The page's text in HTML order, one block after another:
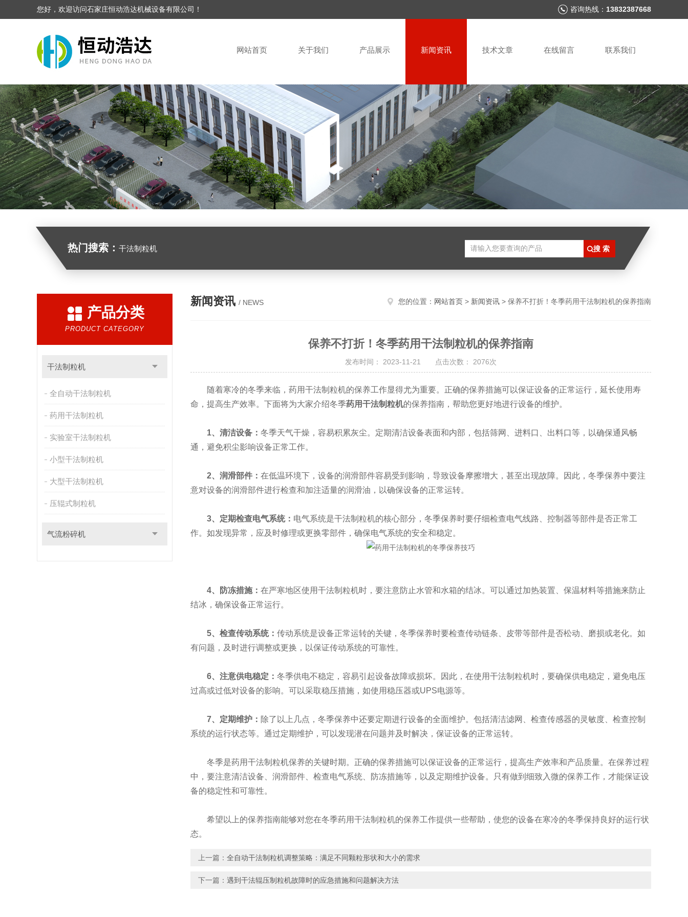
您好，欢迎访问石家庄恒动浩达机械设备有限公司！ 咨询热线： 13832387668
网站首页 关于我们 产品展示 新闻资讯 技术文章 在线留言 联系我们
热门搜索： 干法制粒机
产品分类
PRODUCT CATEGORY
干法制粒机
全自动干法制粒机
药用干法制粒机
实验室干法制粒机
小型干法制粒机
大型干法制粒机
压辊式制粒机
气流粉碎机
新闻资讯 / NEWS 您的位置： 网站首页 > 新闻资讯 > 保养不打折！冬季药用干法制粒机的保养指南
保养不打折！冬季药用干法制粒机的保养指南
发布时间： 2023-11-21 点击次数： 2076次
随着寒冷的冬季来临，药用干法制粒机的保养工作显得尤为重要。正确的保养措施可以保证设备的正常运行，延长使用寿
命，提高生产效率。下面将为大家介绍冬季药用干法制粒机的保养指南，帮助您更好地进行设备的维护。
1、清洁设备： 冬季天气干燥，容易积累灰尘。定期清洁设备表面和内部，包括筛网、进料口、出料口等，以确保通风畅
通，避免积尘影响设备正常工作。
2、润滑部件： 在低温环境下，设备的润滑部件容易受到影响，导致设备摩擦增大，甚至出现故障。因此，冬季保养中要注
意对设备的润滑部件进行检查和加注适量的润滑油，以确保设备的正常运转。
3、定期检查电气系统： 电气系统是干法制粒机的核心部分，冬季保养时要仔细检查电气线路、控制器等部件是否正常工
作。如发现异常，应及时修理或更换零部件，确保电气系统的安全和稳定。
4、防冻措施： 在严寒地区使用干法制粒机时，要注意防止水管和水箱的结冰。可以通过加热装置、保温材料等措施来防止
结冰，确保设备正常运行。
5、检查传动系统： 传动系统是设备正常运转的关键，冬季保养时要检查传动链条、皮带等部件是否松动、磨损或老化。如
有问题，及时进行调整或更换，以保证传动系统的可靠性。
6、注意供电稳定： 冬季供电不稳定，容易引起设备故障或损坏。因此，在使用干法制粒机时，要确保供电稳定，避免电压
过高或过低对设备的影响。可以采取稳压措施，如使用稳压器或UPS电源等。
7、定期维护： 除了以上几点，冬季保养中还要定期进行设备的全面维护。包括清洁滤网、检查传感器的灵敏度、检查控制
系统的运行状态等。通过定期维护，可以发现潜在问题并及时解决，保证设备的正常运转。
冬季是药用干法制粒机保养的关键时期。正确的保养措施可以保证设备的正常运行，提高生产效率和产品质量。在保养过程
中，要注意清洁设备、润滑部件、检查电气系统、防冻措施等，以及定期维护设备。只有做到细致入微的保养工作，才能保证设
备的稳定性和可靠性。
希望以上的保养指南能够对您在冬季药用干法制粒机的保养工作提供一些帮助，使您的设备在寒冷的冬季保持良好的运行状
态。
上一篇： 全自动干法制粒机调整策略：满足不同颗粒形状和大小的需求
下一篇： 遇到干法辊压制粒机故障时的应急措施和问题解决方法